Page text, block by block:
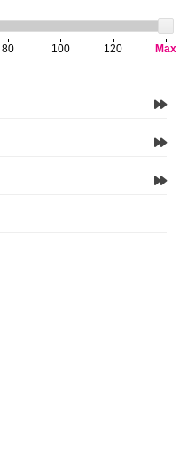
80 100 120 Max